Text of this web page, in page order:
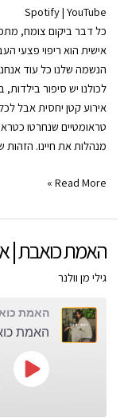
Amazon
CastBox
Spotify
RSS FEED
SHARE
LINK
EMBED
Spotify| YouTube
כל דבר ביקום צומח,
אישית הוא ריפוי פצעי
הנשמה שלנו כל עוד
לכולנו יש סיפור בילדות,
אירוע קטן יחסית אבל
טראומטיים שנחרטו
מנהלות את חיינו. הזהות
האמת
|
רק
אתה
פרק
Read More »
האמת כואבת |
גילי מן וולנר
האמת
האמת
Play